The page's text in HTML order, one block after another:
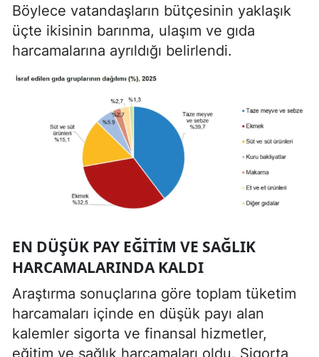
Böylece vatandaşların bütçesinin yaklaşık
üçte ikisinin barınma, ulaşım ve gıda
harcamalarına ayrıldığı belirlendi.
EN DÜŞÜK PAY EĞITIM VE SAĞLIK
HARCAMALARINDA KALDI
Araştırma sonuçlarına göre toplam tüketim
harcamaları içinde en düşük payı alan
kalemler sigorta ve finansal hizmetler,
eğitim ve sağlık harcamaları oldu. Sigorta